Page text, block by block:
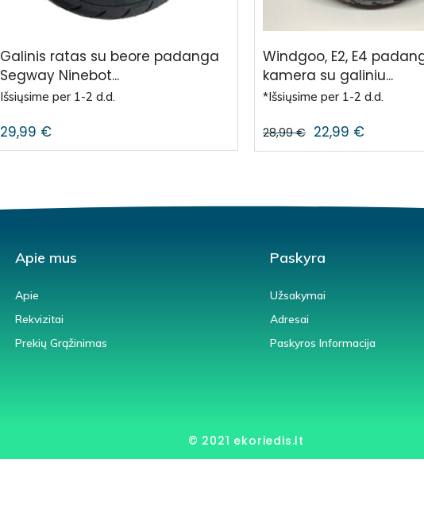
Galinis ratas su beore padanga
Segway Ninebot...
Išsiųsime per 1-2 d.d.
29,99 €
Windgoo, E2, E4
kamera su galiniu...
*Išsiųsime per 1-2 d.d.
28,99€ 22,99 €
Apie mus
Apie
Rekvizitai
Prekių Grąžinimas
Paskyra
Užsakymai
Adresai
Paskyros Informacija
© 2021 ekoriedis.lt